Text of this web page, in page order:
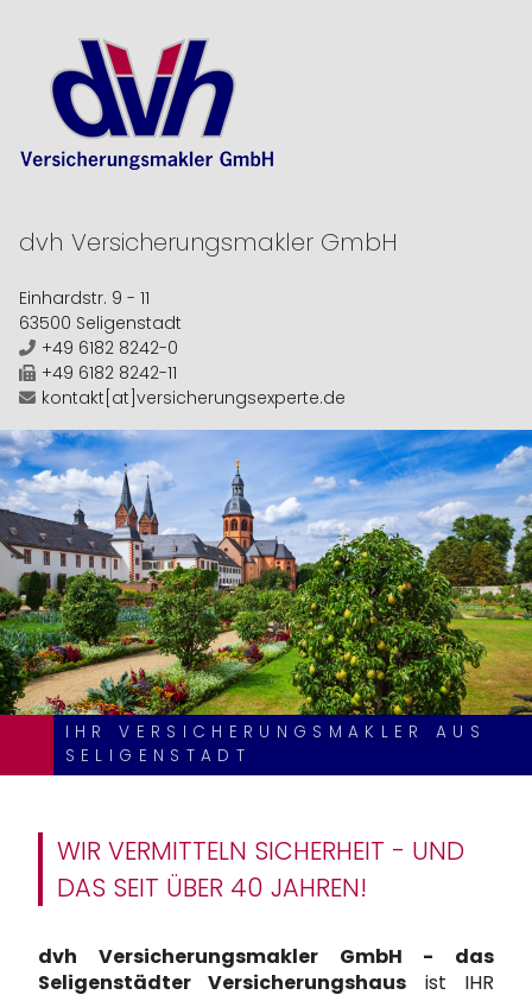
dvh Versicherungsmakler GmbH
Einhardstr. 9 - 11
63500 Seligenstadt
+49 6182 8242-0
+49 6182 8242-11
kontakt[at]versicherungsexperte.de
IHR VERSICHERUNGSMAKLER AUS
SELIGENSTADT
WIR VERMITTELN SICHERHEIT - UND
DAS SEIT ÜBER 40 JAHREN!
dvh Versicherungsmakler GmbH - das
Seligenstädter Versicherungshaus ist IHR